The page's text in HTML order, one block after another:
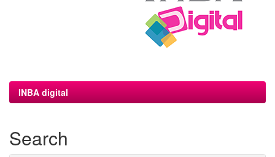
INBA digital
Search